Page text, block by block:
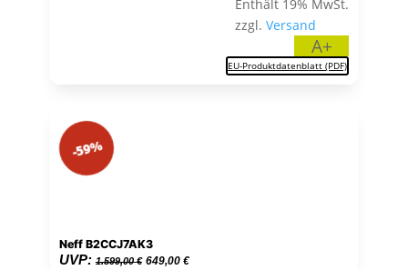
Enthält 19% MwSt.
zzgl.Versand
A+
EU-Produktdatenblatt (PDF)
Neff B2CCJ7AK3
UVP: 1.599,00€ Ursprünglicher
649,00 €Aktueller
-59%